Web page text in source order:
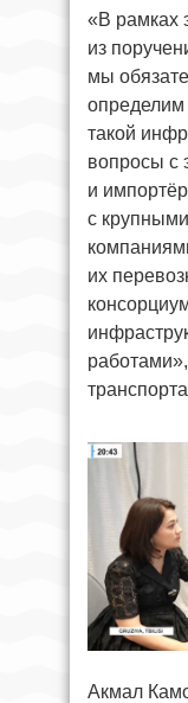
«В рамках
из
мы
такой
вопросы с
и
с
их
Акмал